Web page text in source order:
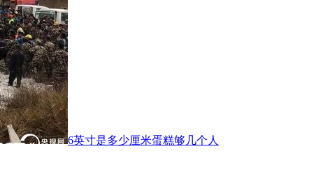
6英寸是多少厘米蛋糕够几个人